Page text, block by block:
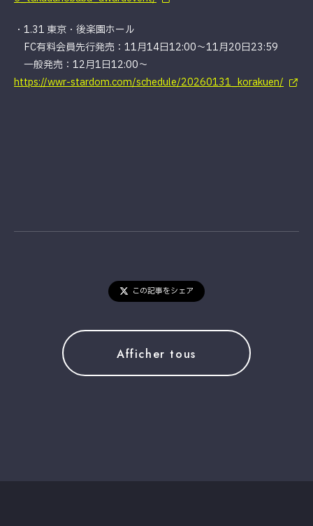
・1.31 東京・後楽園ホール
FC有料会員先行発売：11月14日12:00〜11月20日23:59
一般発売：12月1日12:00〜
https://wwr-stardom.com/schedule/20260131_korakuen/
この記事をシェア
Afficher tous